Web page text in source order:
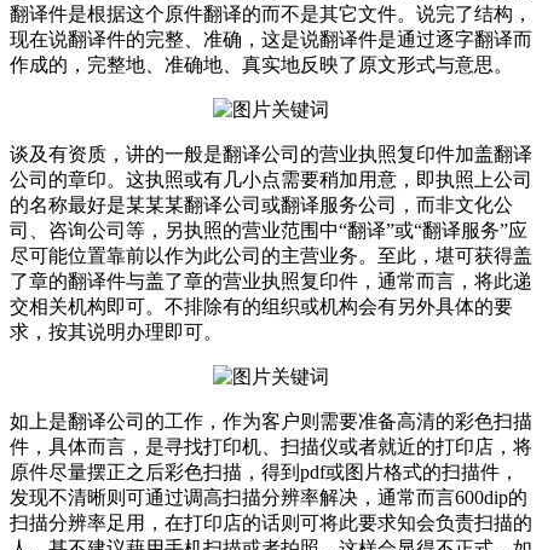
翻译件是根据这个原件翻译的而不是其它文件。说完了结构，
现在说翻译件的完整、准确，这是说翻译件是通过逐字翻译而
作成的，完整地、准确地、真实地反映了原文形式与意思。
谈及有资质，讲的一般是翻译公司的营业执照复印件加盖翻译
公司的章印。这执照或有几小点需要稍加用意，即执照上公司
的名称最好是某某某翻译公司或翻译服务公司，而非文化公
司、咨询公司等，另执照的营业范围中“翻译”或“翻译服务”应
尽可能位置靠前以作为此公司的主营业务。至此，堪可获得盖
了章的翻译件与盖了章的营业执照复印件，通常而言，将此递
交相关机构即可。不排除有的组织或机构会有另外具体的要
求，按其说明办理即可。
如上是翻译公司的工作，作为客户则需要准备高清的彩色扫描
件，具体而言，是寻找打印机、扫描仪或者就近的打印店，将
原件尽量摆正之后彩色扫描，得到pdf或图片格式的扫描件，
发现不清晰则可通过调高扫描分辨率解决，通常而言600dip的
扫描分辨率足用，在打印店的话则可将此要求知会负责扫描的